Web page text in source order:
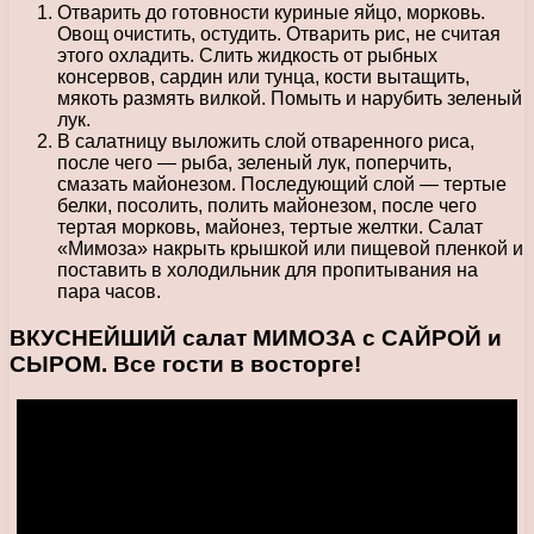
Отварить до готовности куриные яйцо, морковь.
Овощ очистить, остудить. Отварить рис, не считая
этого охладить. Слить жидкость от рыбных
консервов, сардин или тунца, кости вытащить,
мякоть размять вилкой. Помыть и нарубить зеленый
лук.
В салатницу выложить слой отваренного риса,
после чего — рыба, зеленый лук, поперчить,
смазать майонезом. Последующий слой — тертые
белки, посолить, полить майонезом, после чего
тертая морковь, майонез, тертые желтки. Салат
«Мимоза» накрыть крышкой или пищевой пленкой и
поставить в холодильник для пропитывания на
пара часов.
ВКУСНЕЙШИЙ салат МИМОЗА с САЙРОЙ и
СЫРОМ. Все гости в восторге!